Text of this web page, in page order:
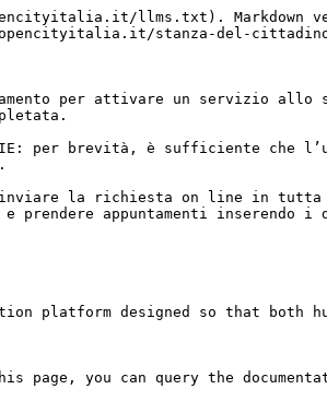
llms.txt). Markdown
stanza-del-
per attivare un servizio
CIE: per brevità, è sufficiente
la richiesta on line in tutta
prendere appuntamenti
platform designed so that both
you can query the